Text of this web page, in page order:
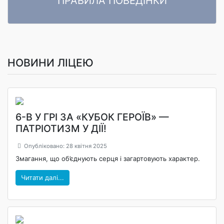
НОВИНИ ЛІЦЕЮ
6-В У ГРІ ЗА «КУБОК ГЕРОЇВ» —
ПАТРІОТИЗМ У ДІЇ!
Опубліковано: 28 квітня 2025
Змагання, що об’єднують серця і загартовують характер.
Читати далі...